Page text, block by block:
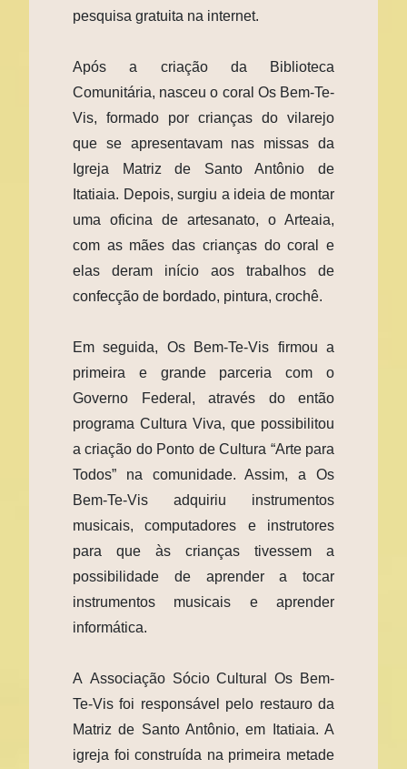
pesquisa gratuita na internet.
Após a criação da Biblioteca
Comunitária, nasceu o coral Os Bem-Te-
Vis, formado por crianças do vilarejo
que se apresentavam nas missas da
Igreja Matriz de Santo Antônio de
Itatiaia. Depois, surgiu a ideia de montar
uma oficina de artesanato, o Arteaia,
com as mães das crianças do coral e
elas deram início aos trabalhos de
confecção de bordado, pintura, crochê.
Em seguida, Os Bem-Te-Vis firmou a
primeira e grande parceria com o
Governo Federal, através do então
programa Cultura Viva, que possibilitou
a criação do Ponto de Cultura “Arte para
Todos” na comunidade. Assim, a Os
Bem-Te-Vis adquiriu instrumentos
musicais, computadores e instrutores
para que às crianças tivessem a
possibilidade de aprender a tocar
instrumentos musicais e aprender
informática.
A Associação Sócio Cultural Os Bem-
Te-Vis foi responsável pelo restauro da
Matriz de Santo Antônio, em Itatiaia. A
igreja foi construída na primeira metade